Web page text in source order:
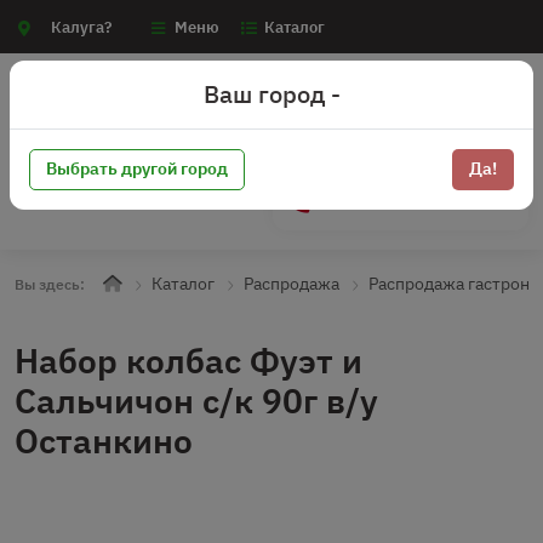
Калуга? Меню Каталог
Вы здесь: Каталог Распродажа Распродажа
Набор колбас Фуэт и
Сальчичон с/к 90г в/у
Останкино
Ваш город -
Выбрать другой город Да!